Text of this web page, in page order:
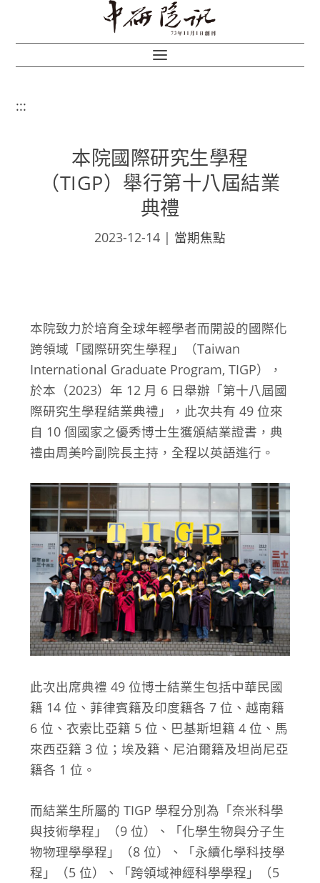
:::
本院國際研究生學程
（TIGP）舉行第十八屆結業
典禮
2023-12-14 | 當期焦點
本院致力於培育全球年輕學者而開設的國際化
跨領域「國際研究生學程」（Taiwan
International Graduate Program, TIGP），
於本（2023）年 12 月 6 日舉辦「第十八屆國
際研究生學程結業典禮」，此次共有 49 位來
自 10 個國家之優秀博士生獲頒結業證書，典
禮由周美吟副院長主持，全程以英語進行。
此次出席典禮 49 位博士結業生包括中華民國
籍 14 位、菲律賓籍及印度籍各 7 位、越南籍
6 位、衣索比亞籍 5 位、巴基斯坦籍 4 位、馬
來西亞籍 3 位；埃及籍、尼泊爾籍及坦尚尼亞
籍各 1 位。
而結業生所屬的 TIGP 學程分別為「奈米科學
與技術學程」（9 位）、「化學生物與分子生
物物理學學程」（8 位）、「永續化學科技學
程」（5 位）、「跨領域神經科學學程」（5